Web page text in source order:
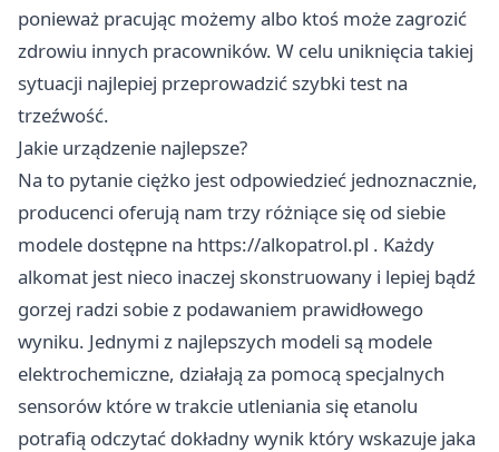
ponieważ pracując możemy albo ktoś może zagrozić
zdrowiu innych pracowników. W celu uniknięcia takiej
sytuacji najlepiej przeprowadzić szybki test na
trzeźwość.
Jakie urządzenie najlepsze?
Na to pytanie ciężko jest odpowiedzieć jednoznacznie,
producenci oferują nam trzy różniące się od siebie
modele dostępne na https://alkopatrol.pl . Każdy
alkomat jest nieco inaczej skonstruowany i lepiej bądź
gorzej radzi sobie z podawaniem prawidłowego
wyniku. Jednymi z najlepszych modeli są modele
elektrochemiczne, działają za pomocą specjalnych
sensorów które w trakcie utleniania się etanolu
potrafią odczytać dokładny wynik który wskazuje jaka